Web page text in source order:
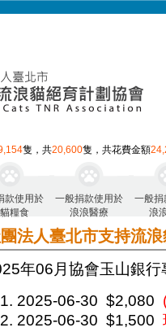
隻，共20,600隻，共花費金額
款使用於
糧食
一般捐款使用於
浪浪醫療
一般捐
浪
法人臺北市支持流
年06月 協會玉山銀
2025-06-30 $2,080
2025-06-30 $1,500